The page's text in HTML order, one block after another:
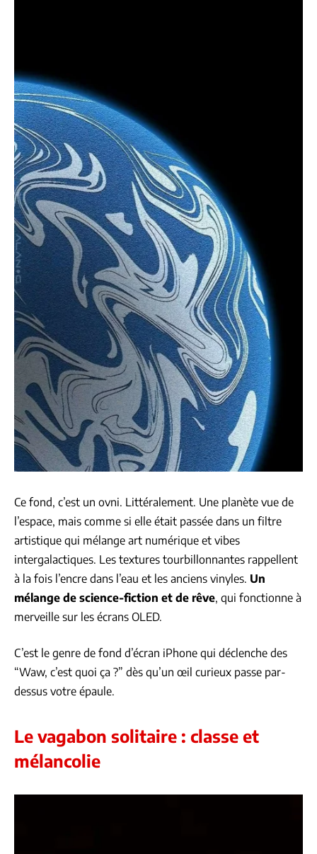
Ce fond, c’est un ovni. Littéralement. Une planète vue de
l’espace, mais comme si elle était passée dans un filtre
artistique qui mélange art numérique et vibes
intergalactiques. Les textures tourbillonnantes rappellent
à la fois l’encre dans l’eau et les anciens vinyles. Un
mélange de science-fiction et de rêve, qui fonctionne à
merveille sur les écrans OLED.
C’est le genre de fond d’écran iPhone qui déclenche des
“Waw, c’est quoi ça ?” dès qu’un œil curieux passe par-
dessus votre épaule.
Le vagabon solitaire : classe et
mélancolie